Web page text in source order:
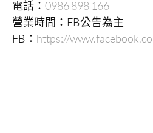
電話： 0986 898 166
營業時間：FB公告為主
FB： https://